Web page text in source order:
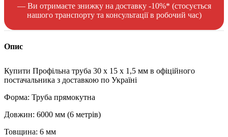
— Ви отримаєте знижку на доставку -10%* (стосується
нашого транспорту та консультації в робочий час)
Опис
Купити Профільна труба 30 x 15 x 1,5 мм в офіційного
постачальника з доставкою по Україні
Форма: Труба прямокутна
Довжин: 6000 мм (6 метрів)
Товщина: 6 мм